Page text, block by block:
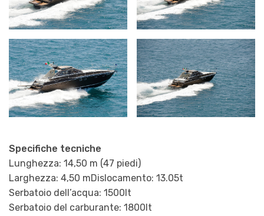
Specifiche tecniche
Lunghezza: 14,50 m (47 piedi)
Larghezza: 4,50 mDislocamento: 13.05t
Serbatoio dell’acqua: 1500lt
Serbatoio del carburante: 1800lt